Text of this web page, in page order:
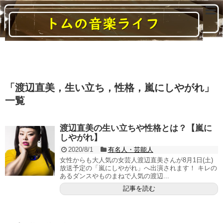
「 渡辺直美，生い立ち，性格，嵐にしやがれ」
一覧
渡辺直美の生い立ちや性格とは？【嵐に
しやがれ】
2020/8/1
有名人・芸能人
女性からも大人気の女芸人渡辺直美さんが8月1日(土)
放送予定の「嵐にしやがれ」へ出演されます！ キレの
あるダンスやものまねで人気の渡辺...
記事を読む